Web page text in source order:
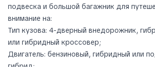
подвеска и большой багажник для
внимание на:
Тип кузова: 4-дверный внедорожник,
или гибридный кроссовер;
Двигатель: бензиновый, гибридный или